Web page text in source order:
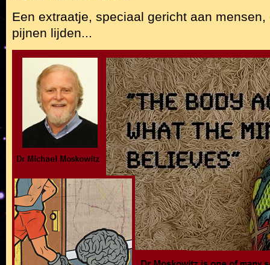
Een extraatje, speciaal gericht aan
pijnen lijden...